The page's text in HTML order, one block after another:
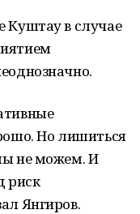
Куштау в случае
Но лишиться
не можем. И
риск
Янгиров.